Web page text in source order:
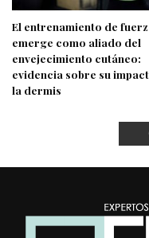
El entrenamiento de
emerge como aliado del
envejecimiento cutáneo:
evidencia sobre su
la dermis